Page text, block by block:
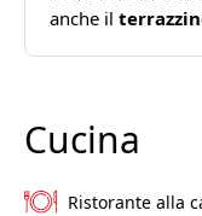
anche il
Cucina
Ristorante alla